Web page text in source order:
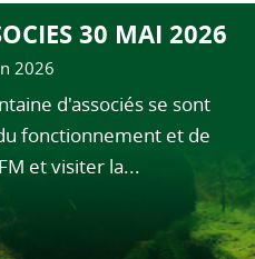
30 MAI 2026
2026
d'associés se sont
fonctionnement et de
et visiter la...